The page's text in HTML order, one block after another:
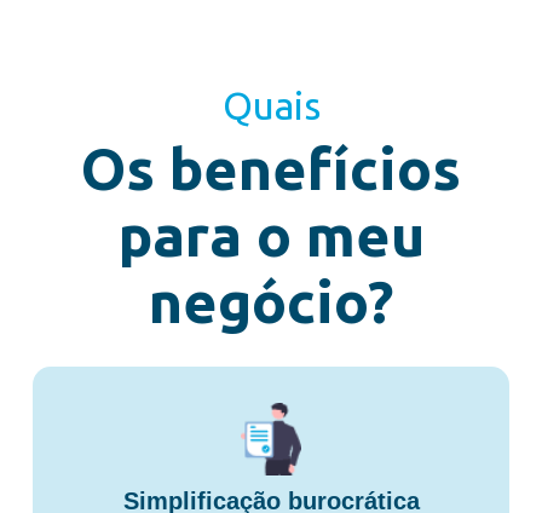
Quais
Os benefícios
para o meu
negócio?
Simplificação burocrática